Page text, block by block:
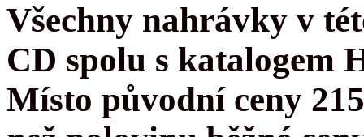
Všechny nahrávky v
CD spolu s katalogem
Místo původní ceny